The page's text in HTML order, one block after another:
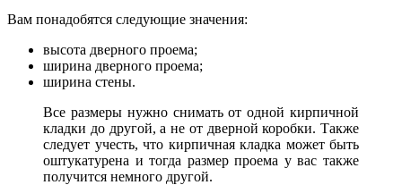
Вам понадобятся следующие значения:
высота дверного проема;
ширина дверного проема;
ширина стены.
Все размеры нужно снимать от одной кирпичной
кладки до другой, а не от дверной коробки. Также
следует учесть, что кирпичная кладка может быть
оштукатурена и тогда размер проема у вас также
получится немного другой.